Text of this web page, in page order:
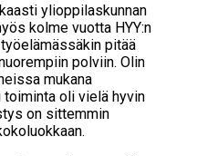
ylioppilaskunnan
kolme vuotta HYY:n
pitää
polviin. Olin
mukana
oli vielä hyvin
on sittemmin